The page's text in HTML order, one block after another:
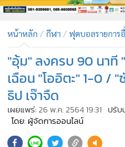
• ภูมิภาค
• บันเทิง
ผู้จัดการรายวัน
คอลัมนิสต์
• ละคร
• CbizReview
• Cyber BIZ
หน้าหลัก กีฬา ฟุตบอลรายการ
"อุ้ม" ลงครบ 90 นาที
เฉือน "โออิตะ" 1-0 / "
ธิป เจ๊าจืด
เผยแพร่: 26 พ.ค. 2564 19:31 ปรับ
โดย: ผู้จัดการออนไลน์